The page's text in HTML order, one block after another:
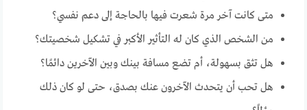
متى كانت آخر مرة شعرت فيها بالحاجة إلى دعم نفسي؟
من الشخص الذي كان له التأثير الأكبر في تشكيل شخصيتك؟
هل تثق بسهولة، أم تضع مسافة بينك وبين الآخرين دائمًا؟
هل تحب أن يتحدث الآخرون عنك بصدق، حتى لو كان ذلك